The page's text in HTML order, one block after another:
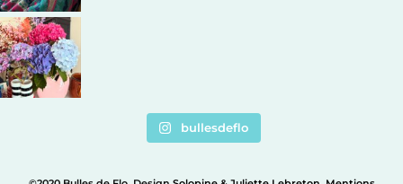
bullesdeflo